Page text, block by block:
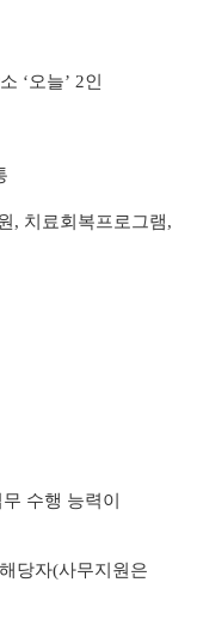
‘오늘’ 2인
, 치료회복프로그램,
수행 능력이
해당자(사무지원은